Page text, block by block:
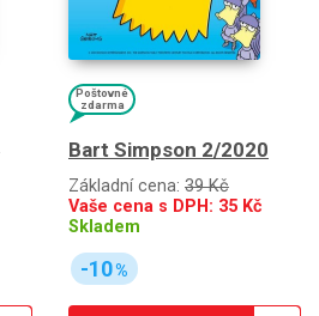
Poštovné
zdarma
Bart Simpson 2/2020
Základní cena: 39 Kč
Vaše cena s DPH: 35 Kč
Skladem
-10%